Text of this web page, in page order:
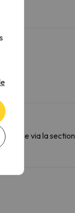
via la section